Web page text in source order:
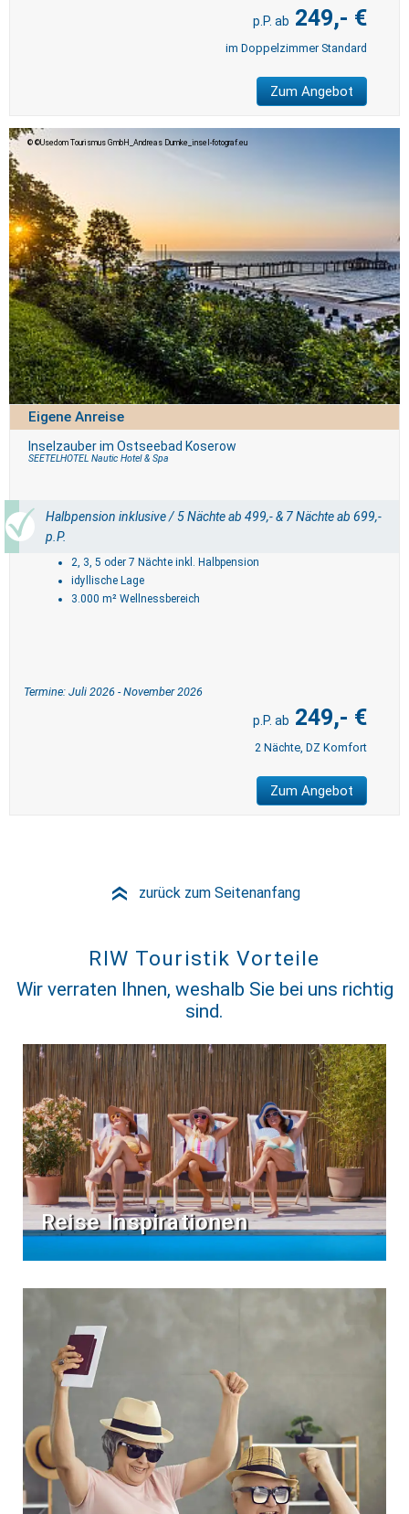
249,- €
im Doppelzimmer Standard
Zum Angebot
©Usedom Tourismus GmbH_Andreas Dumke_insel-fotograf.eu
Eigene Anreise
Inselzauber im Ostseebad Koserow
SEETELHOTEL Nautic Hotel & Spa
Halbpension inklusive / 5 Nächte ab 499,- & 7 Nächte ab 699,-
p.P.
2, 3, 5 oder 7 Nächte inkl. Halbpension
idyllische Lage
3.000 m² Wellnessbereich
Termine: Juli 2026 - November 2026
249,- €
2 Nächte, DZ Komfort
Zum Angebot
» zurück zum Seitenanfang
RIW Touristik Vorteile
Wir verraten Ihnen, weshalb Sie bei uns richtig
sind.
Reise Inspirationen